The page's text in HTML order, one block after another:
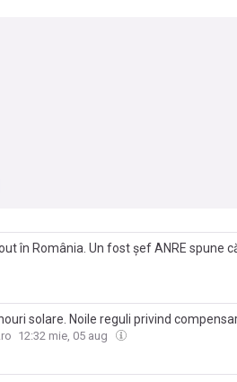
în România. Un fost șef ANRE spune
țara pe butuci: "Este o crimă"
solare. Noile reguli privind
12:32 mie, 05 aug